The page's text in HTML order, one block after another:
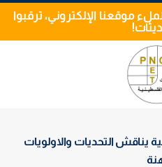
موقعنا الإلكتروني، ترقبوا
يناقش التحديات والاولويات